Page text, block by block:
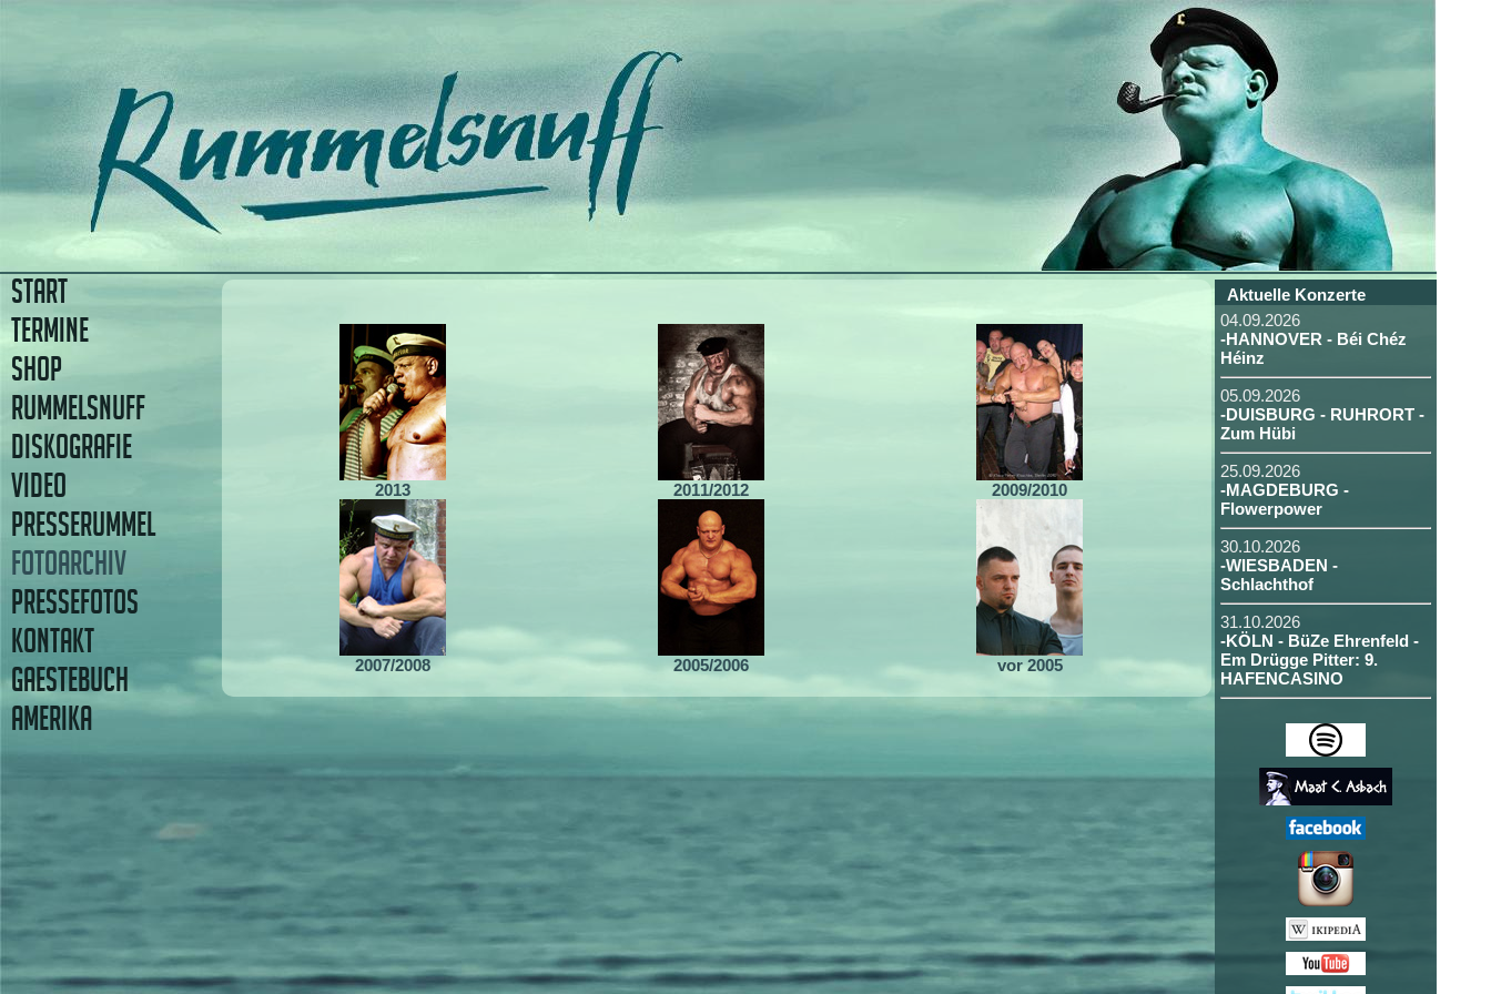
2013 2011/2012 2009/2010
2007/2008 2005/2006 vor 2005
START
TERMINE
SHOP
RUMMELSNUFF
DISKOGRAFIE
VIDEO
PRESSERUMMEL
FOTOARCHIV
PRESSEFOTOS
KONTAKT
GAESTEBUCH
AMERIKA
Aktuelle Konzerte
04.09.2026
-HANNOVER - Béi Chéz
Héinz
05.09.2026
-DUISBURG - RUHRORT -
Zum Hübi
25.09.2026
-MAGDEBURG -
Flowerpower
30.10.2026
-WIESBADEN -
Schlachthof
31.10.2026
-KÖLN - BüZe Ehrenfeld -
Em Drügge Pitter: 9.
HAFENCASINO